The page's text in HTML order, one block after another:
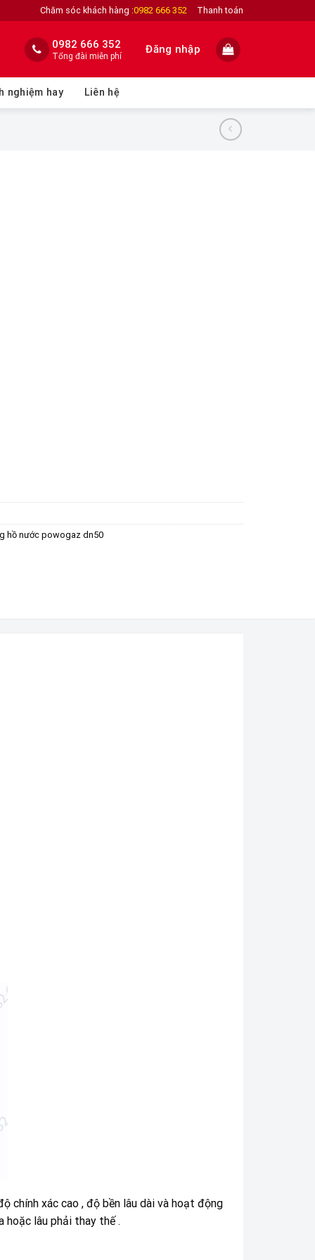
Chăm sóc khách hàng :0982 666 352 Thanh toán
0982 666 352
Tổng đài miễn phí
Đăng nhập
nghiệm hay Liên hệ
hồ nước powogaz dn50
chính xác cao , độ bền lâu dài và hoạt động
hoặc lâu phải thay thế .